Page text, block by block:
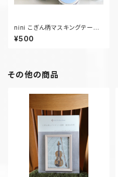
nini こぎん柄マスキングテープ
(9柄 実写プリント)
¥500
その他の商品